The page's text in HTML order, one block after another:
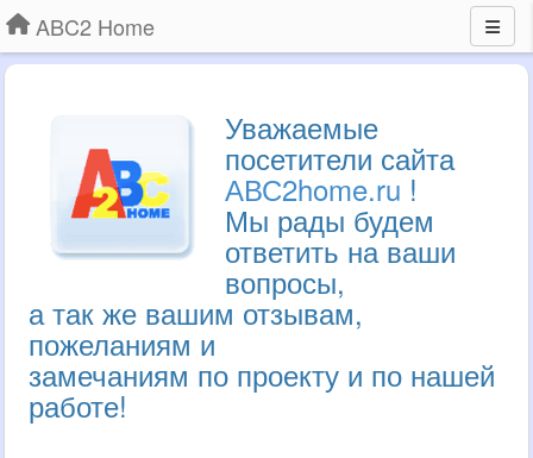
ABC2 Home
Уважаемые
посетители сайта
АВС2home.ru !
Мы рады будем
ответить на ваши
вопросы,
а так же вашим отзывам,
пожеланиям и
замечаниям по проекту и по нашей
работе!